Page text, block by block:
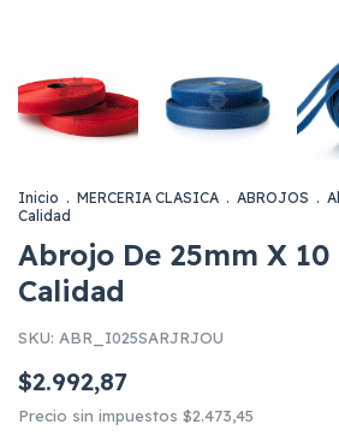
Inicio . MERCERIA CLASICA . ABROJOS .
Calidad
Abrojo De 25mm X 10
Calidad
SKU: ABR_I025SARJRJOU
$2.992,87
Precio sin impuestos $2.473,45